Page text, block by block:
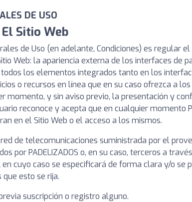
DE USO
Sitio Web
de Uso (en adelante, Condiciones) es regular
Web: la apariencia externa de los interfaces
los elementos integrados tanto en los
o recursos en línea que en su caso ofrezca a los
y sin aviso previo, la presentación y
reconoce y acepta que en cualquier momento
en el Sitio Web o el acceso a los mismos.
de telecomunicaciones suministrada por el
por PADELIZADOS o, en su caso, terceros a
cuyo caso se especificará de forma clara y/o se
esto se rija.
suscripción o registro alguno.